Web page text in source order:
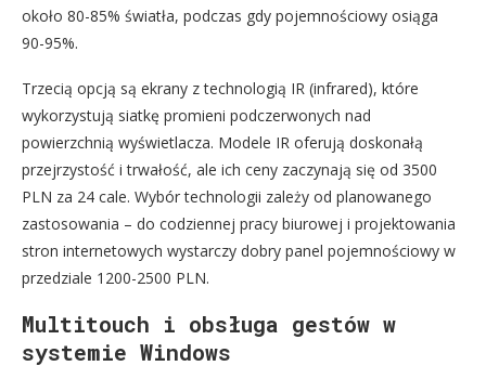
około 80-85% światła, podczas gdy pojemnościowy osiąga
90-95%.
Trzecią opcją są ekrany z technologią IR (infrared), które
wykorzystują siatkę promieni podczerwonych nad
powierzchnią wyświetlacza. Modele IR oferują doskonałą
przejrzystość i trwałość, ale ich ceny zaczynają się od 3500
PLN za 24 cale. Wybór technologii zależy od planowanego
zastosowania – do codziennej pracy biurowej i projektowania
stron internetowych wystarczy dobry panel pojemnościowy w
przedziale 1200-2500 PLN.
Multitouch i obsługa gestów w
systemie Windows